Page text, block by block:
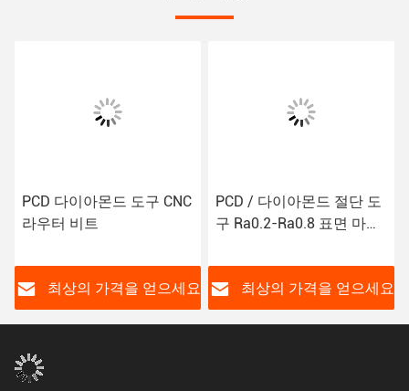
PCD 다이아몬드 도구 CNC
라우터 비트
최상의 가격을 얻으세요
PCD / 다이아몬드 절단 도
구 Ra0.2-Ra0.8 표면 마무
최상의 가격을 얻으세요